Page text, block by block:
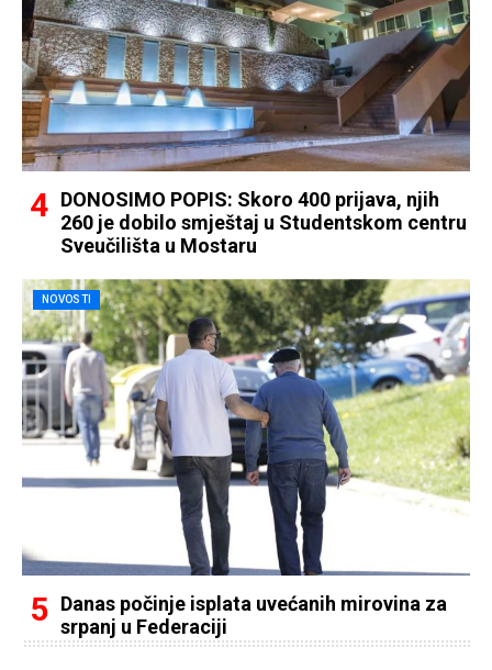
DONOSIMO POPIS: Skoro 400 prijava, njih
260 je dobilo smještaj u Studentskom centru
Sveučilišta u Mostaru
NOVOSTI
Danas počinje isplata uvećanih mirovina za
srpanj u Federaciji